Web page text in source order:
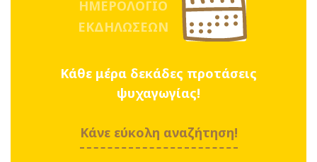
ΗΜΕΡΟΛΟΓΙΟ
ΕΚΔΗΛΩΣΕΩΝ
Κάθε μέρα δεκάδες προτάσεις
ψυχαγωγίας!
Κάνε εύκολη αναζήτηση!